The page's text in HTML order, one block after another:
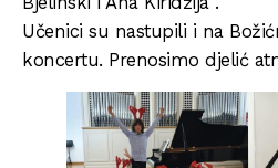
Učenici su nastupili i na
koncertu. Prenosimo djelić